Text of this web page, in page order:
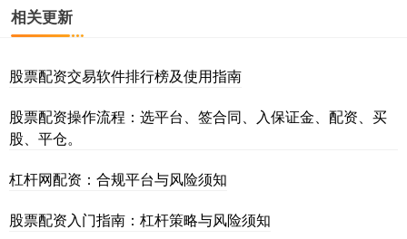
相关更新
股票配资交易软件排行榜及使用指南
股票配资操作流程：选平台、签合同、入保证金、配资、买
股、平仓。
杠杆网配资：合规平台与风险须知
股票配资入门指南：杠杆策略与风险须知